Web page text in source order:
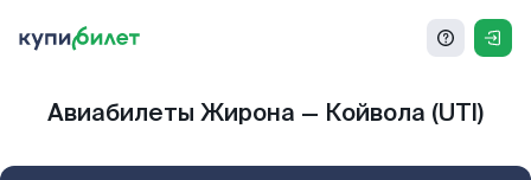
Авиабилеты Жирона — Койвола (UTI)